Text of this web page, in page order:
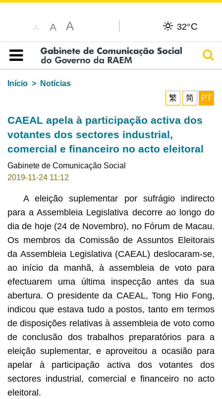
A A A 32°C
Índice
Início
Notícias
繁
简 PT
CAEAL apela à participação activa dos
votantes dos sectores industrial,
comercial e financeiro no acto eleitoral
Gabinete de Comunicação Social
2019-11-24 11:12
A eleição suplementar por sufrágio indirecto
para a Assembleia Legislativa decorre ao longo do
dia de hoje (24 de Novembro), no Fórum de Macau.
Os membros da Comissão de Assuntos Eleitorais
da Assembleia Legislativa (CAEAL) deslocaram-se,
ao início da manhã, à assembleia de voto para
efectuarem uma última inspecção antes da sua
abertura. O presidente da CAEAL, Tong Hio Fong,
indicou que estava tudo a postos, tanto em termos
de disposições relativas à assembleia de voto como
de conclusão dos trabalhos preparatórios para a
eleição suplementar, e aproveitou a ocasião para
apelar à participação activa dos votantes dos
sectores industrial, comercial e financeiro no acto
eleitoral.